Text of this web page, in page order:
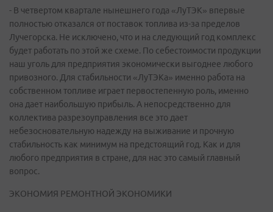
- В четвертом квартале нынешнего года «ЛуТЭК» впервые
полностью отказался от поставок топлива из-за пределов
Лучегорска. Не исключено, что и на следующий год комплекс
будет работать по этой же схеме. По себестоимости продукции
наш уголь для предприятия экономически выгоднее любого
привозного. Для стабильности «ЛуТЭКа» именно работа на
собственном топливе играет первостепенную роль, именно
она дает наибольшую прибыль. А непосредственно для
коллектива разрезоуправления все это дает
небезосновательную надежду на выживание и прочную
стабильность как минимум на предстоящий год. Как и для
любого предприятия в стране, для нас это самый главный
вопрос.
ЭКОНОМИЯ РЕМОНТНОЙ ЭКОНОМИКИ